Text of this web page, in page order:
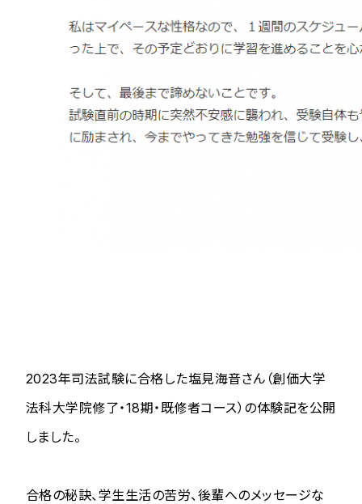
2023年司法試験に合格した塩見海音さん（創価大学
法科大学院修了・18期・既修者コース）の体験記を公開
しました。
合格の秘訣、学生生活の苦労、後輩へのメッセージな